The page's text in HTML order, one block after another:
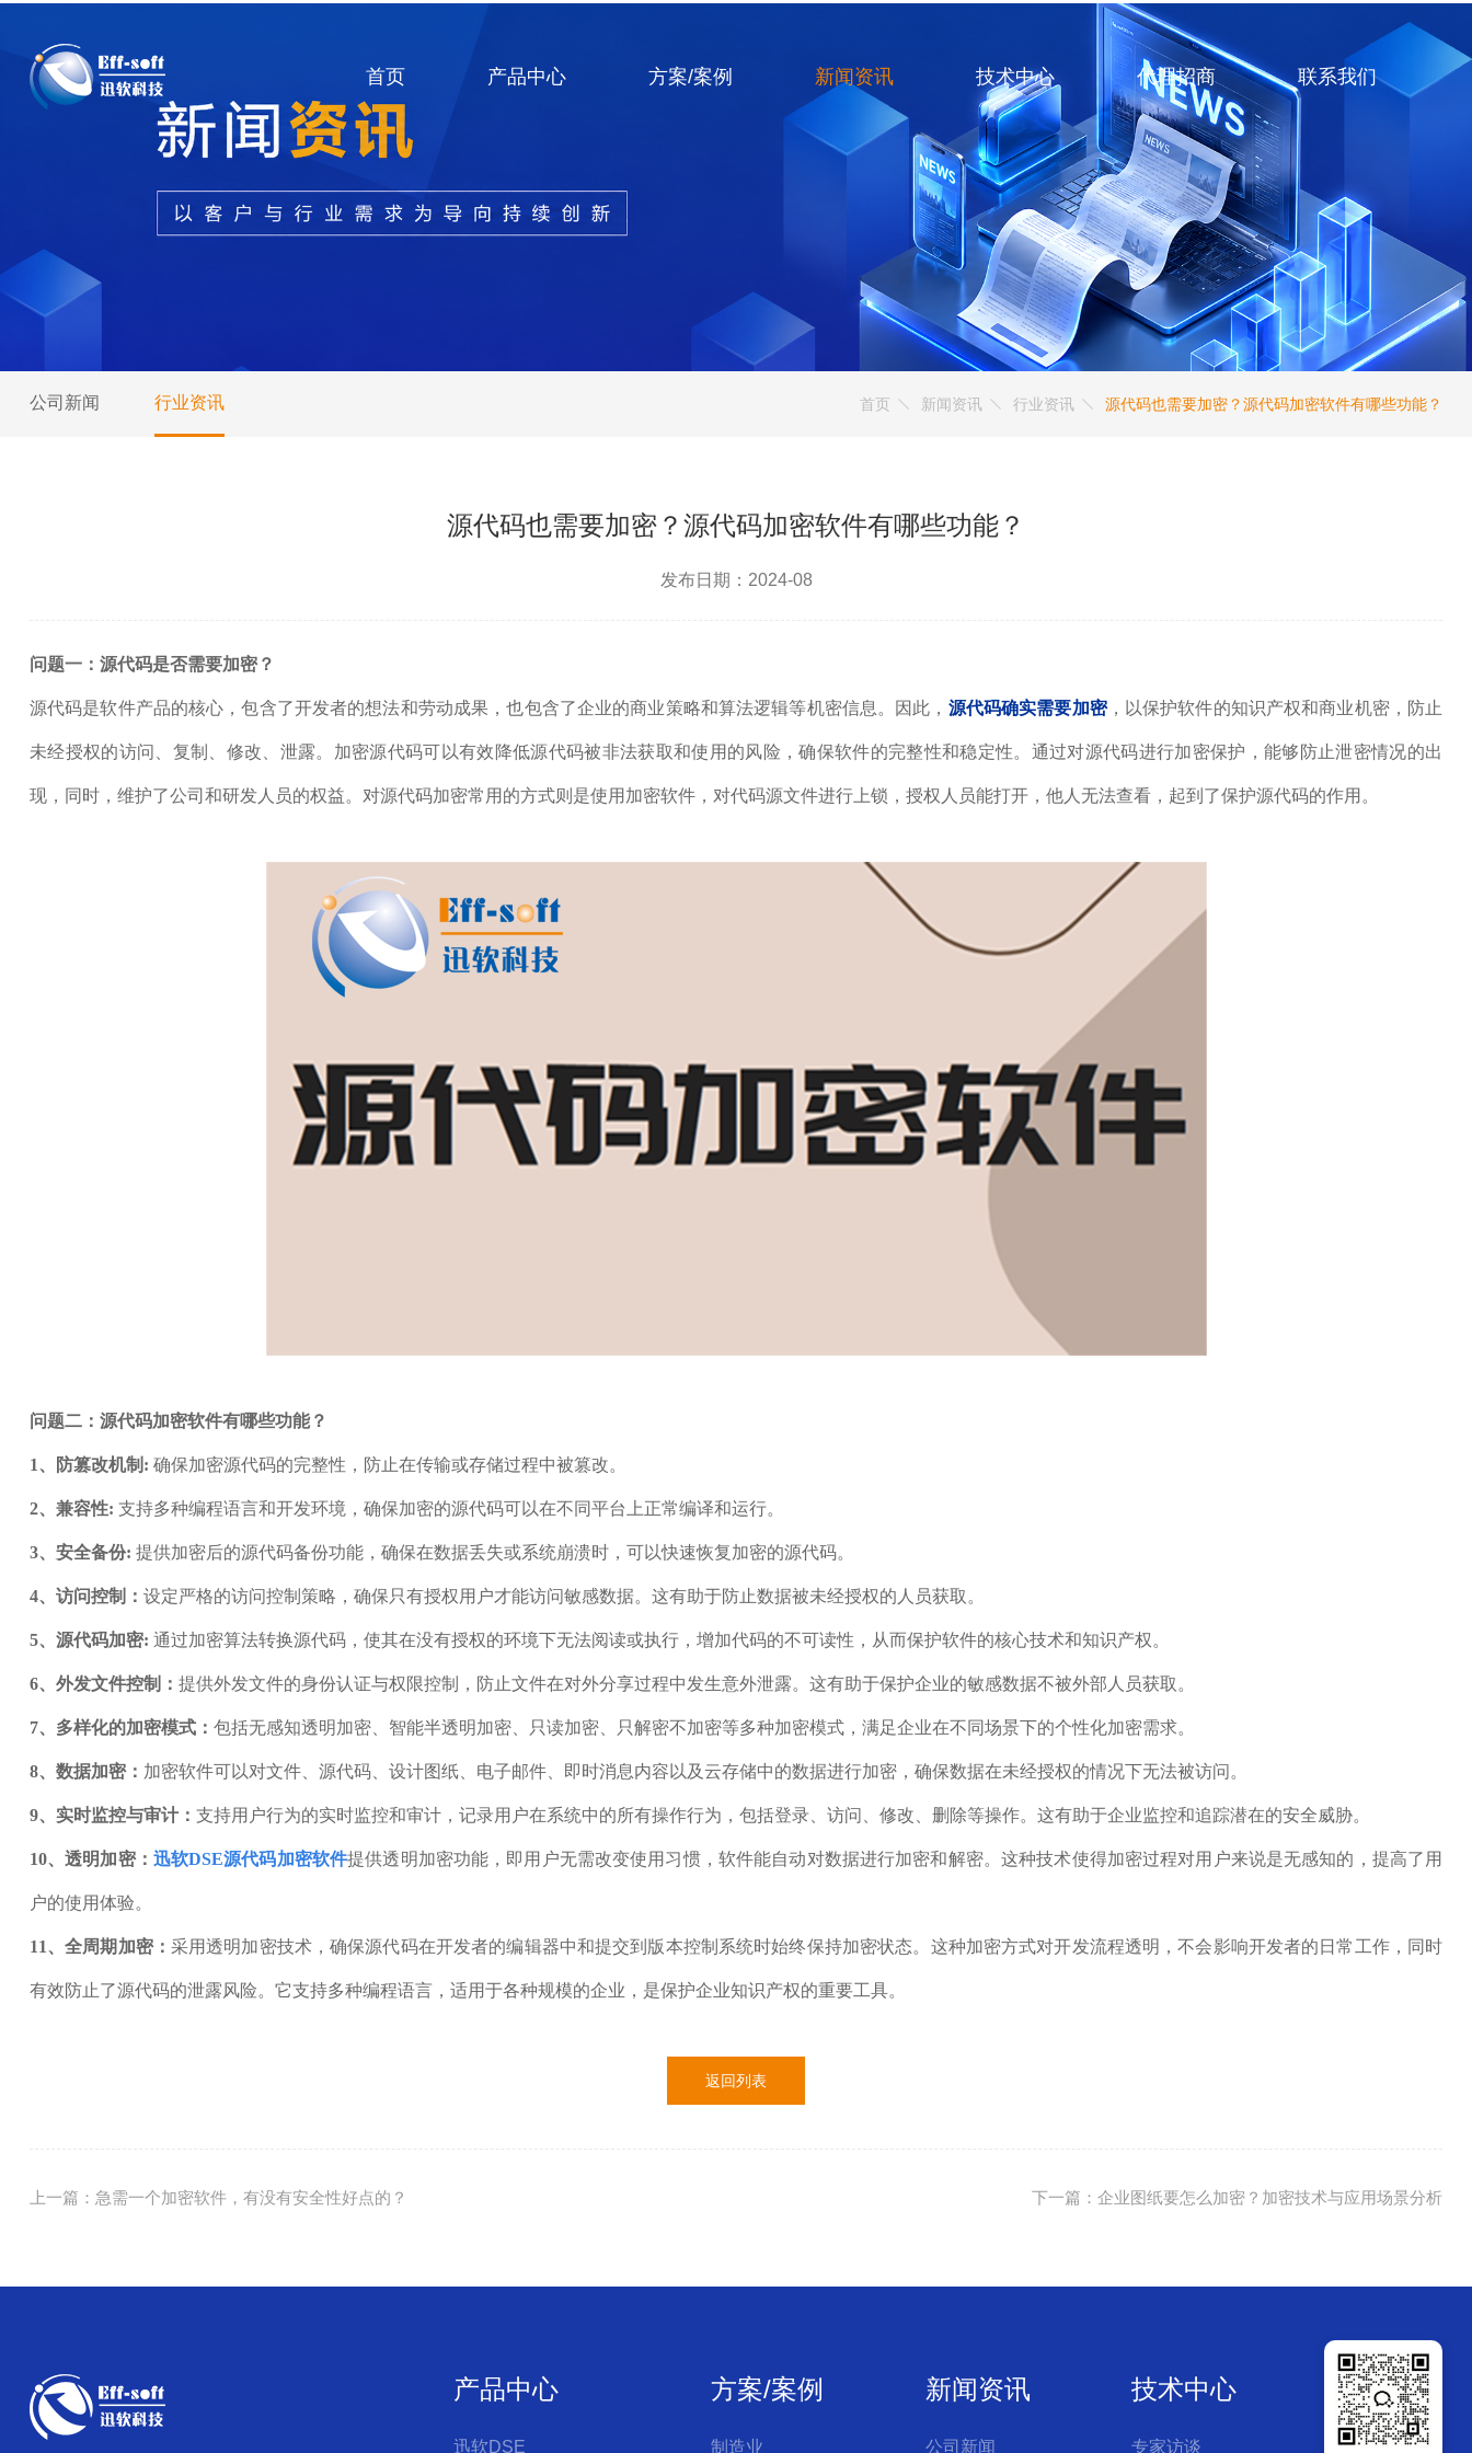
首页 产品中心 方案/案例 新闻资讯 技术中心 代理招商 联系我们
公司新闻 行业资讯 首页 新闻资讯 行业资讯 源代码也需要加密？源代码加密软件有哪些功能？
源代码也需要加密？源代码加密软件有哪些功能？
发布日期：2024-08
问题一：源代码是否需要加密？
源代码是软件产品的核心，包含了开发者的想法和劳动成果，也包含了企业的商业策略和算法逻辑等机密信息。因此， 源代码确实需要加密，以保护软件的知识产权和商业机密，防止
未经授权的访问、复制、修改、泄露。加密源代码可以有效降低源代码被非法获取和使用的风险，确保软件的完整性和稳定性。通过对源代码进行加密保护，能够防止泄密情况的出
现，同时，维护了公司和研发人员的权益。对源代码加密常用的方式则是使用加密软件，对代码源文件进行上锁，授权人员能打开，他人无法查看，起到了保护源代码的作用。
问题二：源代码加密软件有哪些功能？
1、防篡改机制: 确保加密源代码的完整性，防止在传输或存储过程中被篡改。
2、兼容性: 支持多种编程语言和开发环境，确保加密的源代码可以在不同平台上正常编译和运行。
3、安全备份: 提供加密后的源代码备份功能，确保在数据丢失或系统崩溃时，可以快速恢复加密的源代码。
4、访问控制： 设定严格的访问控制策略，确保只有授权用户才能访问敏感数据。这有助于防止数据被未经授权的人员获取。
5、源代码加密: 通过加密算法转换源代码，使其在没有授权的环境下无法阅读或执行，增加代码的不可读性，从而保护软件的核心技术和知识产权。
6、外发文件控制： 提供外发文件的身份认证与权限控制，防止文件在对外分享过程中发生意外泄露。这有助于保护企业的敏感数据不被外部人员获取。
7、多样化的加密模式： 包括无感知透明加密、智能半透明加密、只读加密、只解密不加密等多种加密模式，满足企业在不同场景下的个性化加密需求。
8、数据加密： 加密软件可以对文件、源代码、设计图纸、电子邮件、即时消息内容以及云存储中的数据进行加密，确保数据在未经授权的情况下无法被访问。
9、实时监控与审计： 支持用户行为的实时监控和审计，记录用户在系统中的所有操作行为，包括登录、访问、修改、删除等操作。这有助于企业监控和追踪潜在的安全威胁。
10、透明加密： 迅软DSE源代码加密软件提供透明加密功能，即用户无需改变使用习惯，软件能自动对数据进行加密和解密。这种技术使得加密过程对用户来说是无感知的，提高了用
户的使用体验。
11、全周期加密： 采用透明加密技术，确保源代码在开发者的编辑器中和提交到版本控制系统时始终保持加密状态。这种加密方式对开发流程透明，不会影响开发者的日常工作，同时
有效防止了源代码的泄露风险。它支持多种编程语言，适用于各种规模的企业，是保护企业知识产权的重要工具。
返回列表
上一篇：急需一个加密软件，有没有安全性好点的？ 下一篇：企业图纸要怎么加密？加密技术与应用场景分析
产品中心
迅软DSE
方案/案例
制造业
新闻资讯
公司新闻
技术中心
专家访谈
联系我们
公司简介